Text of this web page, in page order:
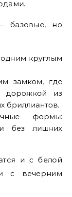
базовые, но
одним круглым
замком, где
дорожкой из
бриллиантов.
формы:
без лишних
и с белой
с вечерним